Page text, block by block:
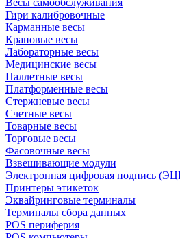
Весы самообслуживания
Гири калибровочные
Карманные весы
Крановые весы
Лабораторные весы
Медицинские весы
Паллетные весы
Платформенные весы
Стержневые весы
Счетные весы
Товарные весы
Торговые весы
Фасовочные весы
Взвешивающие модули
Электронная цифровая подпись
Принтеры этикеток
Эквайринговые терминалы
Терминалы сбора данных
POS периферия